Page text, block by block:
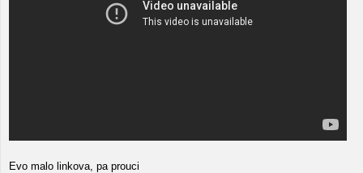
Evo malo linkova, pa prouci